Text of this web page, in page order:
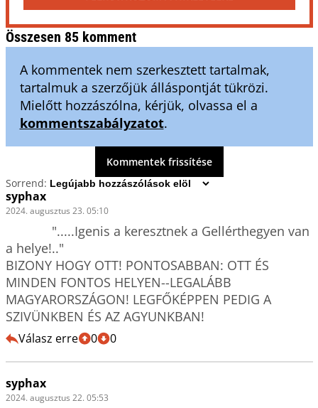
Összesen 85 komment
A kommentek nem szerkesztett tartalmak,
tartalmuk a szerzőjük álláspontját tükrözi.
Mielőtt hozzászólna, kérjük, olvassa el a
kommentszabályzatot.
Kommentek frissítése
Sorrend:
syphax
2024. augusztus 23. 05:10
a helye!.."
BIZONY HOGY OTT! PONTOSABBAN: OTT ÉS
MINDEN FONTOS HELYEN--LEGALÁBB
MAGYARORSZÁGON! LEGFŐKÉPPEN PEDIG A
SZIVÜNKBEN ÉS AZ AGYUNKBAN!
Válasz erre 0 0
syphax
2024. augusztus 22. 05:53